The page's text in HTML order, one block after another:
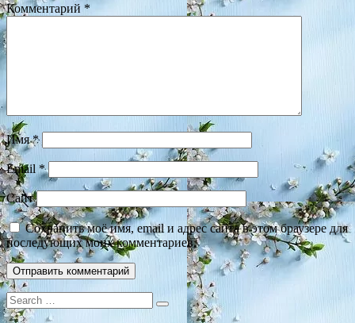
Комментарий *
Имя*
Email *
Сайт
Сохранить моё имя, email и адрес сайта в этом браузере для
последующих моих комментариев.
Search
for: